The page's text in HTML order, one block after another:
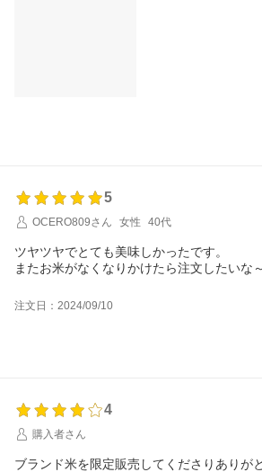
5
OCERO809さん
女性 40代
ツヤツヤでとても美味しかったです。
またお米がなくなりかけたら注文したいな
注文日：2024/09/10
4
購入者さん
ブランド米を限定販売してくださりありが